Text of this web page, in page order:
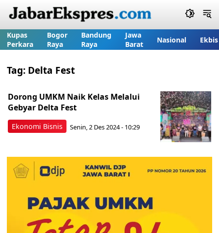
Kupas
Perkara
Bogor
Raya
Bandung
Raya
Jawa
Barat
Nasional Ekbis
Tag: Delta Fest
Ekonomi Bisnis
Dorong UMKM Naik Kelas Melalui
Gebyar Delta Fest
Senin, 2 Des 2024 - 10:29